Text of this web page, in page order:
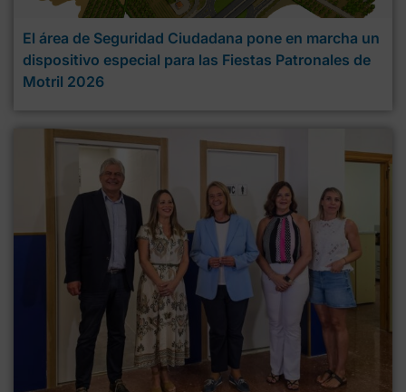
El área de Seguridad Ciudadana pone en marcha un
dispositivo especial para las Fiestas Patronales de
Motril 2026